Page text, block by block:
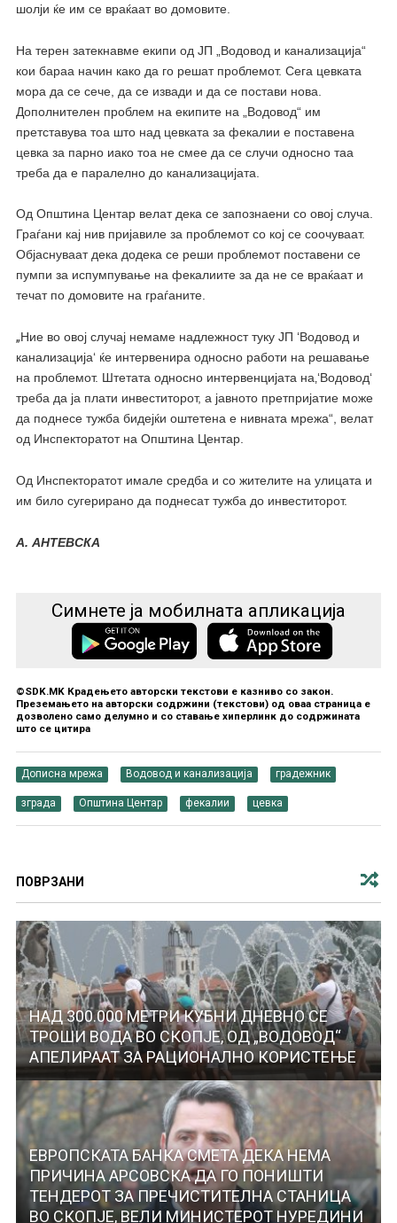
шолји ќе им се враќаат во домовите.
На терен затекнавме екипи од ЈП „Водовод и канализација“
кои бараа начин како да го решат проблемот. Сега цевката
мора да се сече, да се извади и да се постави нова.
Дополнителен проблем на екипите на „Водовод“ им
претставува тоа што над цевката за фекалии е поставена
цевка за парно иако тоа не смее да се случи односно таа
треба да е паралелно до канализацијата.
Од Општина Центар велат дека се запознаени со овој случа.
Граѓани кај нив пријавиле за проблемот со кој се соочуваат.
Објаснуваат дека додека се реши проблемот поставени се
пумпи за испумпување на фекалиите за да не се враќаат и
течат по домовите на граѓаните.
„Ние во овој случај немаме надлежност туку ЈП ‘Водовод и
канализација‘ ќе интервенира односно работи на решавање
на проблемот. Штетата односно интервенцијата на‚‘Водовод‘
треба да ја плати инвеститорот, а јавното претпријатие може
да поднесе тужба бидејќи оштетена е нивната мрежа“, велат
од Инспекторатот на Општина Центар.
Од Инспекторатот имале средба и со жителите на улицата и
им било сугерирано да поднесат тужба до инвеститорот.
А. АНТЕВСКА
Симнете ја мобилната апликација
©SDK.MK Крадењето авторски текстови е казниво со закон.
Преземањето на авторски содржини (текстови) од оваа страница е
дозволено само делумно и со ставање хиперлинк до содржината
што се цитира
Дописна мрежа Водовод и канализација градежник
зграда Општина Центар фекалии цевка
ПОВРЗАНИ
НАД 300.000 МЕТРИ КУБНИ ДНЕВНО СЕ
ТРОШИ ВОДА ВО СКОПЈЕ, ОД „ВОДОВОД“
АПЕЛИРААТ ЗА РАЦИОНАЛНО КОРИСТЕЊЕ
ЕВРОПСКАТА БАНКА СМЕТА ДЕКА НЕМА
ПРИЧИНА АРСОВСКА ДА ГО ПОНИШТИ
ТЕНДЕРОТ ЗА ПРЕЧИСТИТЕЛНА СТАНИЦА
ВО СКОПЈЕ, ВЕЛИ МИНИСТЕРОТ НУРЕДИНИ